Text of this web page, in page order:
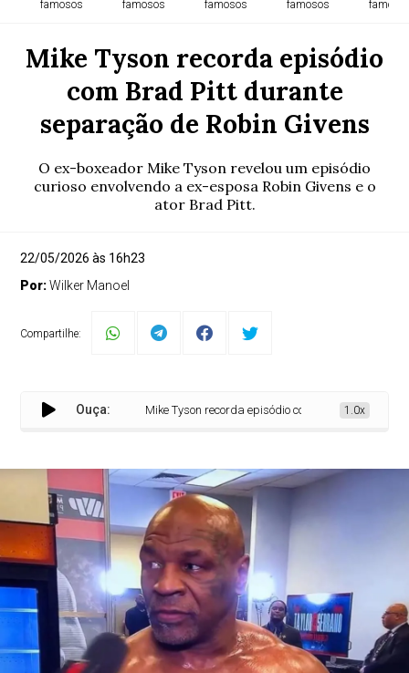
famosos famosos famosos famosos
Mike Tyson recorda episódio
com Brad Pitt durante
separação de Robin Givens
O ex-boxeador Mike Tyson revelou um episódio
curioso envolvendo a ex-esposa Robin Givens e o
ator Brad Pitt.
22/05/2026 às 16h23
Por:Wilker Manoel
Compartilhe:
Ouça: Mike Tyson recorda episódio com Brad Pitt durante
1.0x